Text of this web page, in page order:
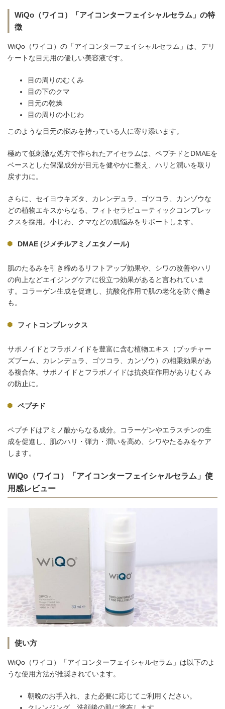
WiQo（ワイコ）「アイコンターフェイシャルセラム」の特
徴
WiQo（ワイコ）の「アイコンターフェイシャルセラム」は、デリ
ケートな目元用の優しい美容液です。
目の周りのむくみ
目の下のクマ
目元の乾燥
目の周りの小じわ
このような目元の悩みを持っている人に寄り添います。
極めて低刺激な処方で作られたアイセラムは、ペプチドとDMAEを
ベースとした保湿成分が目元を健やかに整え、ハリと潤いを取り
戻す力に。
さらに、セイヨウキズタ、カレンデュラ、ゴツコラ、カンゾウな
どの植物エキスからなる、フィトセラピューティックコンプレッ
クスを採用。小じわ、クマなどの肌悩みをサポートします。
DMAE (ジメチルアミノエタノール)
肌のたるみを引き締めるリフトアップ効果や、シワの改善やハリ
の向上などエイジングケアに役立つ効果があると言われていま
す。コラーゲン生成を促進し、抗酸化作用で肌の老化を防ぐ働き
も。
フィトコンプレックス
サポノイドとフラボノイドを豊富に含む植物エキス（ブッチャー
ズブーム、カレンデュラ、ゴツコラ、カンゾウ）の相乗効果があ
る複合体。サポノイドとフラボノイドは抗炎症作用がありむくみ
の防止に。
ペプチド
ペプチドはアミノ酸からなる成分。コラーゲンやエラスチンの生
成を促進し、肌のハリ・弾力・潤いを高め、シワやたるみをケア
します。
WiQo（ワイコ）「アイコンターフェイシャルセラム」使
用感レビュー
使い方
WiQo（ワイコ）「アイコンターフェイシャルセラム」は以下のよ
うな使用方法が推奨されています。
朝晩のお手入れ、また必要に応じてご利用ください。
クレンジング、洗顔後の肌に塗布します。